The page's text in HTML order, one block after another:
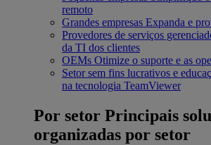
remoto
Grandes empresas Expanda e
Provedores de serviços
da TI dos clientes
OEMs Otimize o suporte e as
Setor sem fins lucrativos e
na tecnologia TeamViewer
Por setor Principais
organizadas por setor